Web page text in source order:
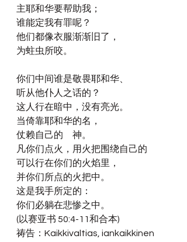
主耶和华要帮助我；
谁能定我有罪呢？
他们都像衣服渐渐旧了，
为蛀虫所咬。
你们中间谁是敬畏耶和华、
听从他仆人之话的？
这人行在暗中，没有亮光。
当倚靠耶和华的名，
仗赖自己的　神。
凡你们点火，用火把围绕自己的
可以行在你们的火焰里，
并你们所点的火把中。
这是我手所定的：
你们必躺在悲惨之中。
(以赛亚书 50:4-11和合本)
祷告：Kaikkivaltias, iankaikkinen